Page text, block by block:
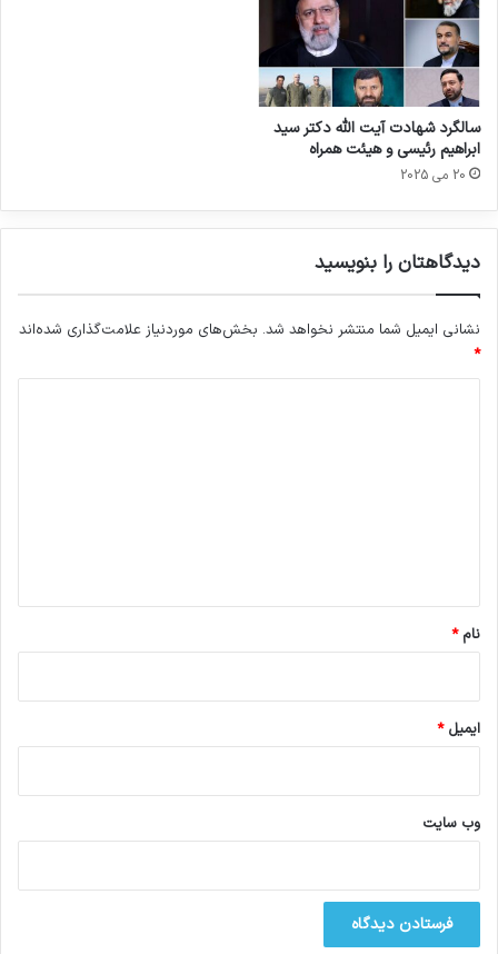
سالگرد شهادت آیت‌ الله دکتر سید
ابراهیم رئیسی و هیئت همراه
20 می 2025
دیدگاهتان را بنویسید
نشانی ایمیل شما منتشر نخواهد شد. بخش‌های موردنیاز علامت‌گذاری شده‌اند
*
نام*
ایمیل*
وب‌ سایت